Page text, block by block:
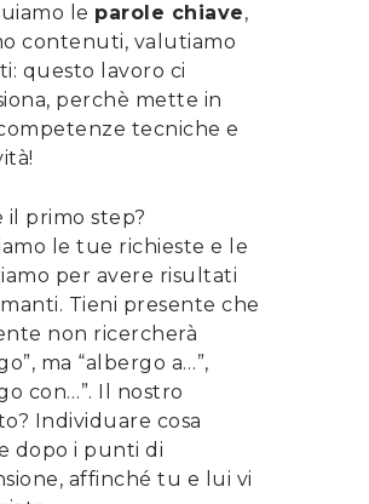
le parole chiave,
contenuti, valutiamo
questo lavoro ci
perchè mette in
tecniche e
il primo step?
le tue richieste e le
per avere risultati
Tieni presente che
non ricercherà
ma “albergo a…”,
con…”. Il nostro
Individuare cosa
dopo i punti di
affinché tu e lui vi